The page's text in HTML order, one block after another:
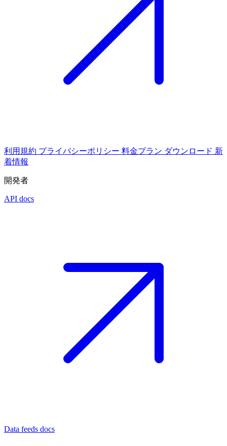
利用規約 プライバシーポリシー 料金プラン ダウンロード 新
着情報
開発者
API docs
Data feeds docs